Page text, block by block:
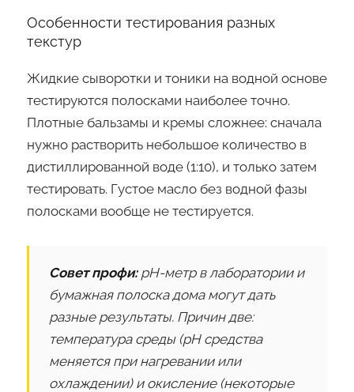
Особенности тестирования разных
текстур
Жидкие сыворотки и тоники на водной основе
тестируются полосками наиболее точно.
Плотные бальзамы и кремы сложнее: сначала
нужно растворить небольшое количество в
дистиллированной воде (1:10), и только затем
тестировать. Густое масло без водной фазы
полосками вообще не тестируется.
Совет профи: pH-метр в лаборатории и
бумажная полоска дома могут дать
разные результаты. Причин две:
температура среды (pH средства
меняется при нагревании или
охлаждении) и окисление (некоторые